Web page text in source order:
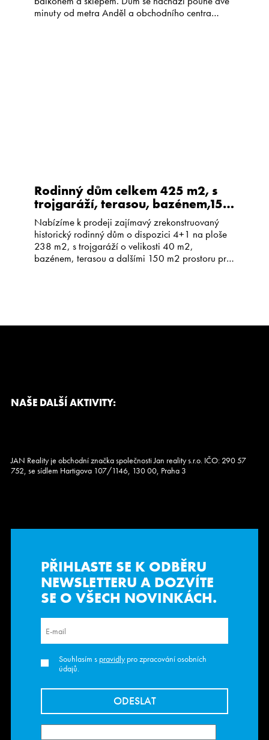
minuty od metra Anděl a obchodního centra
Rodinný dům celkem 425 m2, s
trojgaráží, terasou, bazénem,150
m2 prostoru k rekonstrukci,
Knovíz
Nabízíme k prodeji zajímavý zrekonstruovaný
historický rodinný dům o dispozici 4+1 na ploše
238 m2, s trojgaráží o velikosti 40 m2,
bazénem, terasou a dalšími 150 m2 prostoru pro
NAŠE DALŠÍ AKTIVITY:
JAN Reality je obchodní značka společnosti Jan reality s.r.o. IČO: 290 57
752, se sídlem Hartigova 107/1146, 130 00, Praha 3
PŘIHLASTE SE K ODBĚRU
NEWSLETTERUA DOZVÍTE
SE O VŠECH NOVINKÁCH.
Souhlasím s pravidlypro zpracování osobních
údajů.